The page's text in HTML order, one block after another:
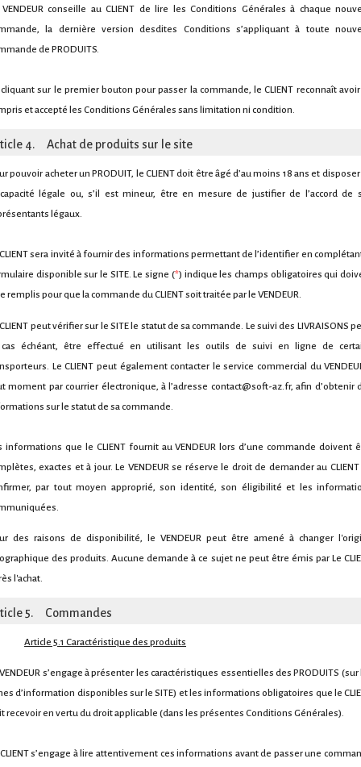
VENDEUR conseille au CLIENT de lire les Conditions Générales à chaque
la dernière version desdites Conditions s’appliquant à toute
de PRODUITS.
cliquant sur le premier bouton pour passer la commande, le CLIENT reconnaît
et accepté les Conditions Générales sans limitation ni condition.
4. Achat de produits sur le site
pouvoir acheter un PRODUIT, le CLIENT doit être âgé d’au moins 18 ans et
légale ou, s’il est mineur, être en mesure de justifier de l’accord de
légaux.
sera invité à fournir des informations permettant de l’identifier en
disponible sur le SITE. Le signe (*) indique les champs obligatoires qui
remplis pour que la commande du CLIENT soit traitée par le VENDEUR.
peut vérifier sur le SITE le statut de sa commande. Le suivi des LIVRAISONS
échéant, être effectué en utilisant les outils de suivi en ligne de
Le CLIENT peut également contacter le service commercial du
moment par courrier électronique, à l’adresse contact@soft-az.fr, afin d’obtenir
sur le statut de sa commande.
informations que le CLIENT fournit au VENDEUR lors d’une commande doivent
exactes et à jour. Le VENDEUR se réserve le droit de demander au
par tout moyen approprié, son identité, son éligibilité et les
des raisons de disponibilité, le VENDEUR peut être amené à changer
des produits. Aucune demande à ce sujet ne peut être émis par Le
l'achat.
5. Commandes
Article 5.1 Caractéristique des produits
s’engage à présenter les caractéristiques essentielles des PRODUITS (sur
d’information disponibles sur le SITE) et les informations obligatoires que le
recevoir en vertu du droit applicable (dans les présentes Conditions Générales).
s’engage à lire attentivement ces informations avant de passer une